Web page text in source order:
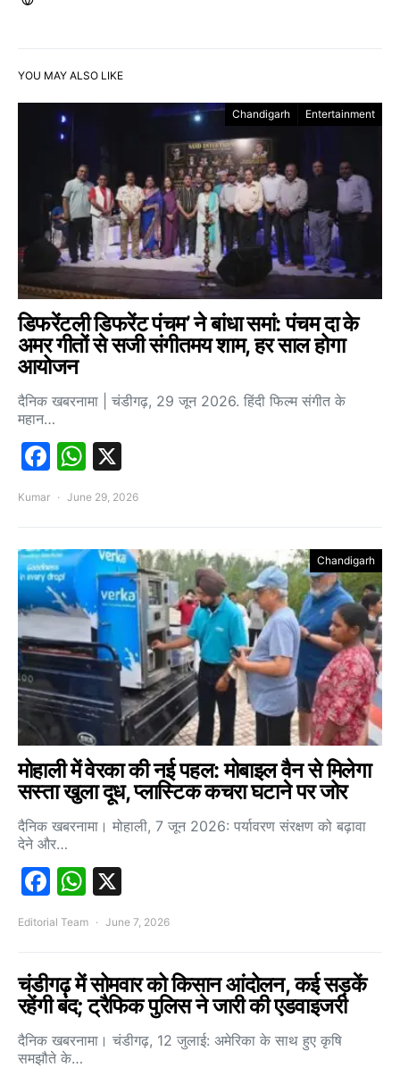
YOU MAY ALSO LIKE
Chandigarh Entertainment
डिफरेंटली डिफरेंट पंचम’ ने बांधा समां: पंचम दा के
अमर गीतों से सजी संगीतमय शाम, हर साल होगा
आयोजन
दैनिक खबरनामा | चंडीगढ़, 29 जून 2026. हिंदी फिल्म संगीत के
महान…
Facebook
WhatsApp
Kumar June 29, 2026
Chandigarh
मोहाली में वेरका की नई पहल: मोबाइल वैन से मिलेगा
सस्ता खुला दूध, प्लास्टिक कचरा घटाने पर जोर
दैनिक खबरनामा। मोहाली, 7 जून 2026: पर्यावरण संरक्षण को बढ़ावा
देने और…
Facebook
WhatsApp
Editorial Team June 7, 2026
चंडीगढ़ में सोमवार को किसान आंदोलन, कई सड़कें
रहेंगी बंद; ट्रैफिक पुलिस ने जारी की एडवाइजरी
दैनिक खबरनामा। चंडीगढ़, 12 जुलाई: अमेरिका के साथ हुए कृषि
समझौते के…